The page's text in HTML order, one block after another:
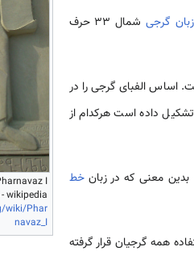
wikipedia - قابل بازیابی از:
wiki/Phar
navaz_I
زبان گرجی
شمال 33 حرف
از سه هزار زبان وجود دارد ولی تعداد خط والفبا بیش از 14-16 نیست. اساس الفبای گرجی را در
داده است هرکدام از
بدین معنی که در زبانخط
همه گرجیان قرار گرفته